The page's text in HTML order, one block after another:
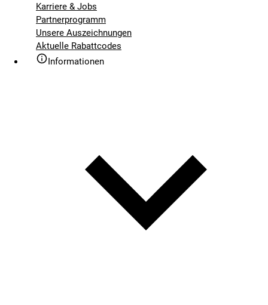
Karriere & Jobs
Partnerprogramm
Unsere Auszeichnungen
Aktuelle Rabattcodes
Informationen